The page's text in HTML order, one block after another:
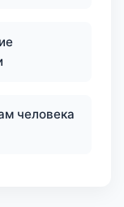
человека